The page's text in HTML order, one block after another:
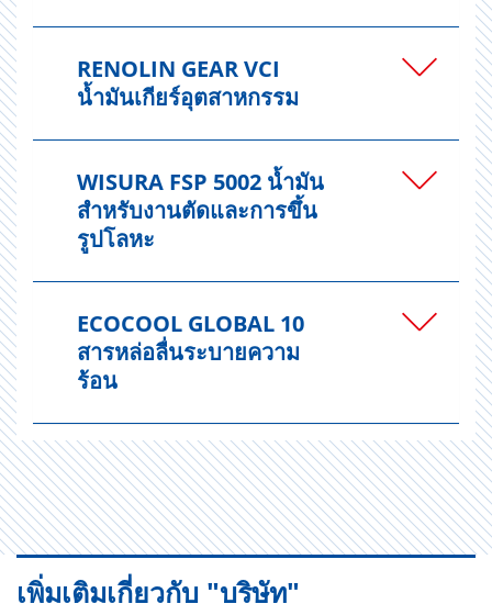
RENOLIN GEAR VCI
น้ำมันเกียร์อุตสาหกรรม
WISURA FSP 5002 น้ำมัน
สำหรับงานตัดและการขึ้น
รูปโลหะ
ECOCOOL GLOBAL 10
สารหล่อลื่นระบายความ
ร้อน
เพิ่มเติมเกี่ยวกับ "บริษัท"